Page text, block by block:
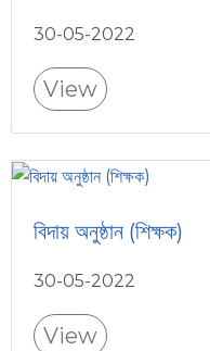
30-05-2022
View
বিদায় অনুষ্ঠান (শিক্ষক)
30-05-2022
View